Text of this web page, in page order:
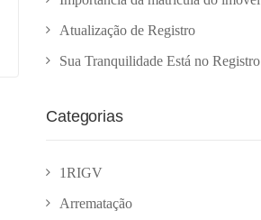
Atualização de Registro
Sua Tranquilidade Está no Registro
Categorias
1RIGV
Arrematação